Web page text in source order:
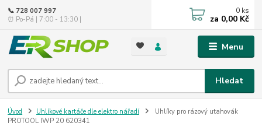
Menu
Hledat
📞 728 007 997
⏰ Po-Pá | 7:00 - 13:30 |
0 ks
za 0,00 Kč
Úvod Uhlíkové kartáče dle elektro nářadí
Uhlíky pro rázový utahovák
PROTOOL IWP 20 620341